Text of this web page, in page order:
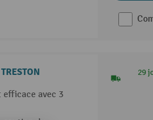
avec 3
29